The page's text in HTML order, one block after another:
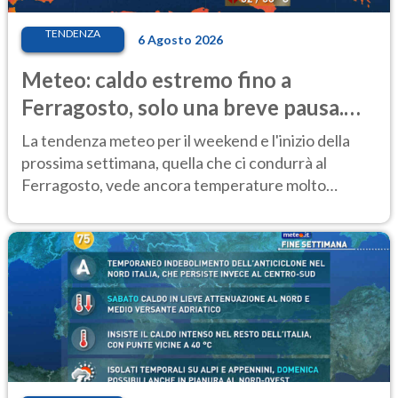
TENDENZA 6 Agosto 2026
Meteo: caldo estremo fino a
Ferragosto, solo una breve pausa.
Ecco dove
La tendenza meteo per il weekend e l'inizio della
prossima settimana, quella che ci condurrà al
Ferragosto, vede ancora temperature molto